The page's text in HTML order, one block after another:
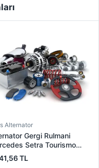
Alternator
Gergi Rulmani
Setra Tourismo
0 350 99> | SKF
51012 | OEM
TL